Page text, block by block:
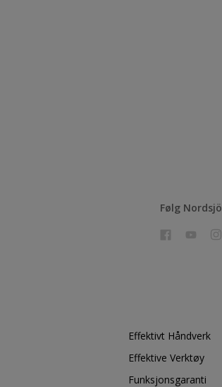
Følg Nordsjö
Effektivt Håndverk
Effektive Verktøy
Funksjonsgaranti